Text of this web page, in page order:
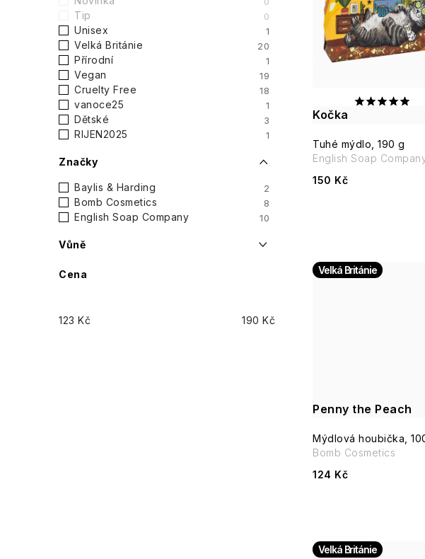
r
a
n
n
í
p
a
n
e
Tip 0
Unisex 1
Velká Británie 20
Přírodní 1
Vegan 19
Cruelty Free 18
vanoce25 1
Dětské 3
RIJEN2025 1
Značky
Baylis & Harding 2
Bomb Cosmetics 8
English Soap Company 10
Vůně
Cena
123 Kč 190 Kč
n
í
p
o
t
p
p
r
o
k
t
Kočka
Tuhé mýdlo, 190 g
150 Kč
English Soap
Penny the Peach
Velká Británie
Mýdlová houbička,
124 Kč
Bomb Cosmetics
Velká Británie